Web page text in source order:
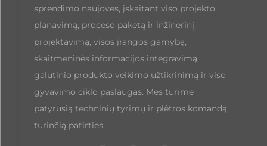
sprendimo naujoves, įskaitant viso projekto
planavimą, proceso paketą ir inžinerinį
projektavimą, visos įrangos gamybą,
skaitmeninės informacijos integravimą,
galutinio produkto veikimo užtikrinimą ir viso
gyvavimo ciklo paslaugas. Mes turime
patyrusią techninių tyrimų ir plėtros komandą,
turinčią patirties